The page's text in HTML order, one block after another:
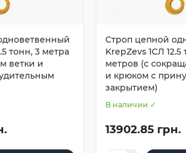
тонн, 3 метра
ветки и
Строп цепной
KrepZevs 1СЛ 12.5
метров (с
и крюком с
закрытием)
В наличии ✓
13902.85 грн.